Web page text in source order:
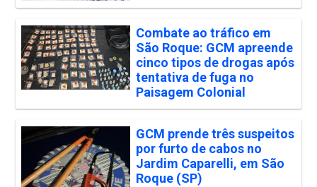
Combate ao tráfico em
São Roque: GCM apreende
cinco tipos de drogas após
tentativa de fuga no
Paisagem Colonial
GCM prende três suspeitos
por furto de cabos no
Jardim Caparelli, em São
Roque (SP)